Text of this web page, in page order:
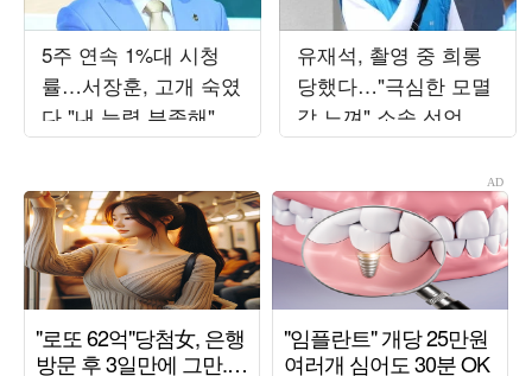
5주 연속 1%대 시청
률…서장훈, 고개 숙였
다 "내 능력 부족해" 결
국 자책 ('열혈농구단')
유재석, 촬영 중 희롱
당했다…"극심한 모멸
감 느껴" 소송 선언
('놀뭐')